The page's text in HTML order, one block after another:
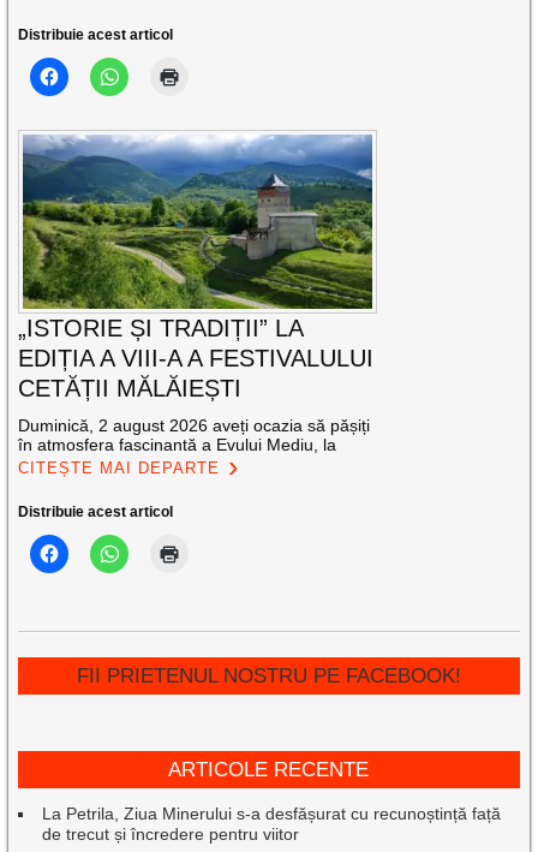
Distribuie acest articol
„ISTORIE ȘI TRADIȚII” LA
EDIȚIA A VIII-A A FESTIVALULUI
CETĂȚII MĂLĂIEȘTI
Duminică, 2 august 2026 aveți ocazia să pășiți
în atmosfera fascinantă a Evului Mediu, la
CITEȘTE MAI DEPARTE
Distribuie acest articol
FII PRIETENUL NOSTRU PE FACEBOOK!
ARTICOLE RECENTE
La Petrila, Ziua Minerului s-a desfășurat cu recunoștință față
de trecut și încredere pentru viitor